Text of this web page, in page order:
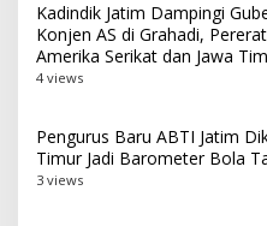
Kadindik Jatim Dampingi
Konjen AS di Grahadi,
Amerika Serikat dan Jawa
4 views
Pengurus Baru ABTI Jatim
Timur Jadi Barometer Bola
3 views